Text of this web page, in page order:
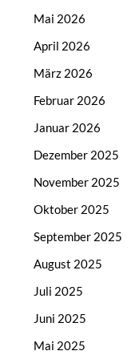
Mai 2026
April 2026
März 2026
Februar 2026
Januar 2026
Dezember 2025
November 2025
Oktober 2025
September 2025
August 2025
Juli 2025
Juni 2025
Mai 2025